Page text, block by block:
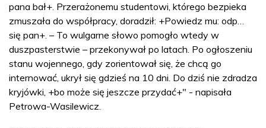
pana bał+. Przerażonemu studentowi, którego bezpieka
zmuszała do współpracy, doradził: +Powiedz mu: odp…
się pan+. – To wulgarne słowo pomogło wtedy w
duszpasterstwie – przekonywał po latach. Po ogłoszeniu
stanu wojennego, gdy zorientował się, że chcą go
internować, ukrył się gdzieś na 10 dni. Do dziś nie zdradza
kryjówki, +bo może się jeszcze przydać+" - napisała
Petrowa-Wasilewicz.